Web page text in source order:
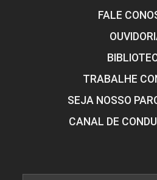
FALE
TRABALHE
SEJA NOSSO
CANAL DE